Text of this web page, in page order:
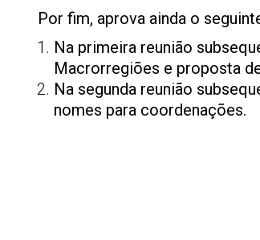
Por fim, aprova ainda o
Na primeira reunião
Macrorregiões e proposta
Na segunda reunião
nomes para coordenações.